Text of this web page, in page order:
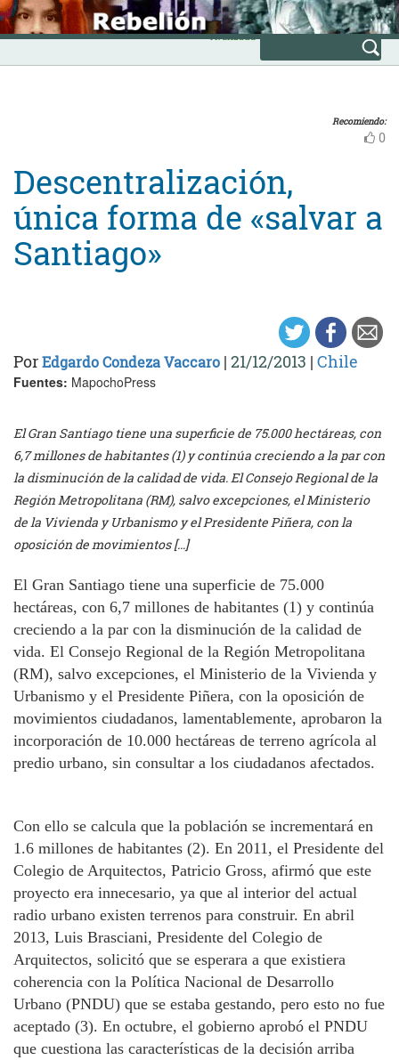
Skip
to
content
INICIO
Avanzada
Recomiendo:
0
Descentralización,
única forma de «salvar a
Santiago»
PorEdgardo Condeza Vaccaro | 21/12/2013 | Chile
Fuentes: MapochoPress
El Gran Santiago tiene una superficie de 75.000 hectáreas, con
6,7 millones de habitantes (1) y continúa creciendo a la par con
la disminución de la calidad de vida. El Consejo Regional de la
Región Metropolitana (RM), salvo excepciones, el Ministerio
de la Vivienda y Urbanismo y el Presidente Piñera, con la
oposición de movimientos […]
El Gran Santiago tiene una superficie de 75.000
hectáreas, con 6,7 millones de habitantes (1) y continúa
creciendo a la par con la disminución de la calidad de
vida. El Consejo Regional de la Región Metropolitana
(RM), salvo excepciones, el Ministerio de la Vivienda y
Urbanismo y el Presidente Piñera, con la oposición de
movimientos ciudadanos, lamentablemente, aprobaron la
incorporación de 10.000 hectáreas de terreno agrícola al
predio urbano, sin consultar a los ciudadanos afectados.
Con ello se calcula que la población se incrementará en
1.6 millones de habitantes (2). En 2011, el Presidente del
Colegio de Arquitectos, Patricio Gross, afirmó que este
proyecto era innecesario, ya que al interior del actual
radio urbano existen terrenos para construir. En abril
2013, Luis Brasciani, Presidente del Colegio de
Arquitectos, solicitó que se esperara a que existiera
coherencia con la Política Nacional de Desarrollo
Urbano (PNDU) que se estaba gestando, pero esto no fue
aceptado (3). En octubre, el gobierno aprobó el PNDU
que cuestiona las características de la decisión arriba